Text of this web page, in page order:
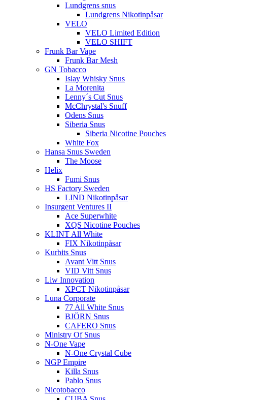
Lundgrens snus
Lundgrens Nikotinpåsar
VELO
VELO Limited Edition
VELO SHIFT
Frunk Bar Vape
Frunk Bar Mesh
GN Tobacco
Islay Whisky Snus
La Morenita
Lenny´s Cut Snus
McChrystal's Snuff
Odens Snus
Siberia Snus
Siberia Nicotine Pouches
White Fox
Hansa Snus Sweden
The Moose
Helix
Fumi Snus
HS Factory Sweden
LIND Nikotinpåsar
Insurgent Ventures II
Ace Superwhite
XQS Nicotine Pouches
KLINT All White
FIX Nikotinpåsar
Kurbits Snus
Avant Vitt Snus
VID Vitt Snus
Liw Innovation
XPCT Nikotinpåsar
Luna Corporate
77 All White Snus
BJÖRN Snus
CAFERO Snus
Ministry Of Snus
N-One Vape
N-One Crystal Cube
NGP Empire
Killa Snus
Pablo Snus
Nicotobacco